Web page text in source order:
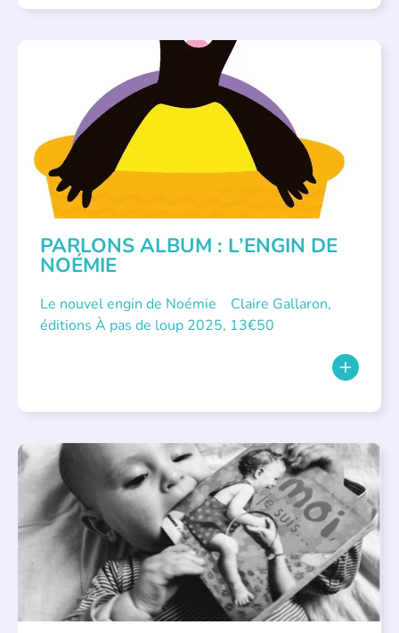
PARLONS ALBUM : L’ENGIN DE
NOÉMIE
Le nouvel engin de Noémie Claire Gallaron,
éditions À pas de loup 2025, 13€50
APPEL À SOUTIEN